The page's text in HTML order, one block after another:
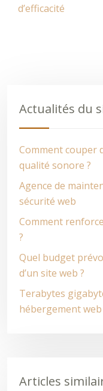
d’efficacité
Actualités du
Comment couper
qualité sonore ?
Agence de
sécurité web
Comment
?
Quel budget
d’un site web ?
Terabytes
hébergement web
Articles